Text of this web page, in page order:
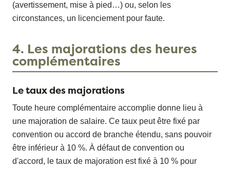
(avertissement, mise à pied…) ou, selon les
circonstances, un licenciement pour faute.
4. Les majorations des heures
complémentaires
Le taux des majorations
Toute heure complémentaire accomplie donne lieu à
une majoration de salaire. Ce taux peut être fixé par
convention ou accord de branche étendu, sans pouvoir
être inférieur à 10 %. À défaut de convention ou
d'accord, le taux de majoration est fixé à 10 % pour